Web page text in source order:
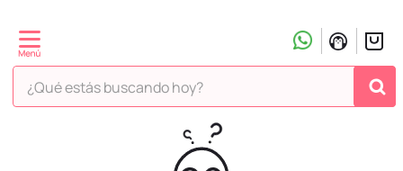
¿Qué estás buscando hoy?